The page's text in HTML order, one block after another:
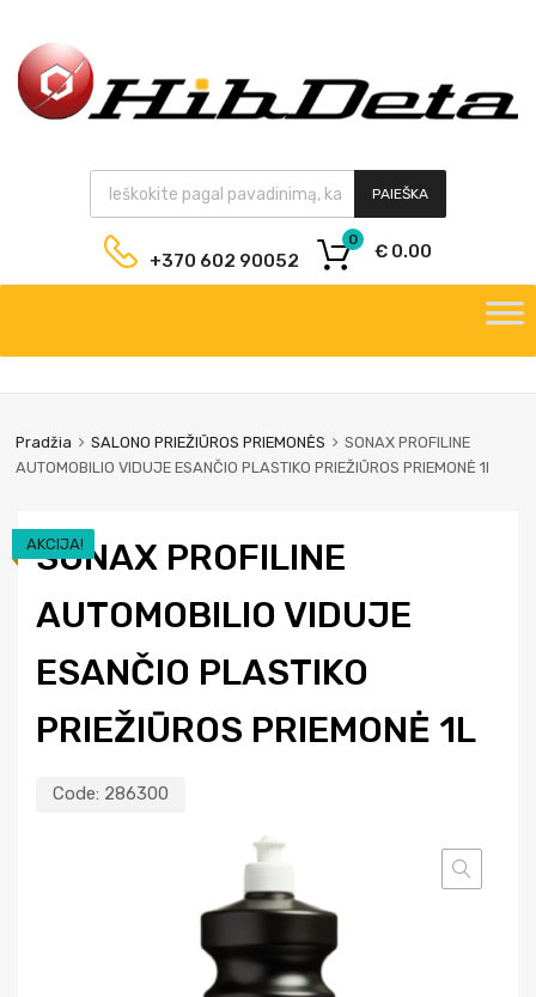
PAIEŠKA
+370 602 90052 € 0.00
0
Pradžia SALONO PRIEŽIŪROS PRIEMONĖS
SONAX PROFILINE
AUTOMOBILIO VIDUJE ESANČIO PLASTIKO PRIEŽIŪROS PRIEMONĖ 1l
SONAX PROFILINE
AUTOMOBILIO VIDUJE
ESANČIO PLASTIKO
PRIEŽIŪROS PRIEMONĖ 1L
Code: 286300
AKCIJA!